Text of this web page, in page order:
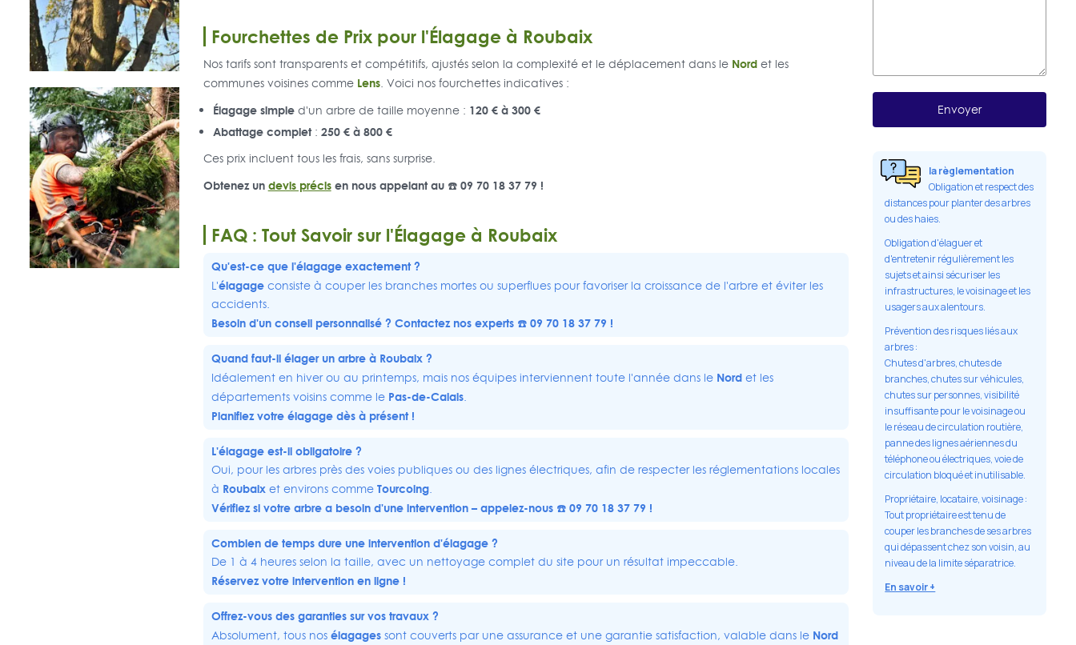
Fourchettes de Prix pour l'Élagage à Roubaix
Nos tarifs sont transparents et compétitifs, ajustés selon la complexité et le déplacement dans le Nordet les
communes voisines comme Lens. Voici nos fourchettes indicatives :
Élagage simpled'un arbre de taille moyenne : 120 € à 300 €
Abattage complet: 250 € à 800 €
Ces prix incluent tous les frais, sans surprise.
Obtenez undevis précisen nous appelant au ☎️ 09 70 18 37 79 !
FAQ : Tout Savoir sur l'Élagage à Roubaix
Qu'est-ce que l'élagage exactement ?
L'élagageconsiste à couper les branches mortes ou superflues pour favoriser la croissance de l'arbre et éviter les
accidents.
Besoin d'un conseil personnalisé ? Contactez nos experts ☎️ 09 70 18 37 79 !
Quand faut-il élager un arbre à Roubaix ?
Idéalement en hiver ou au printemps, mais nos équipes interviennent toute l'année dans le Nordet les
départements voisins comme le Pas-de-Calais.
Planifiez votre élagage dès à présent !
L'élagage est-il obligatoire ?
Oui, pour les arbres près des voies publiques ou des lignes électriques, afin de respecter les réglementations locales
à Roubaixet environs comme Tourcoing.
Vérifiez si votre arbre a besoin d'une intervention – appelez-nous ☎️ 09 70 18 37 79 !
Combien de temps dure une intervention d'élagage ?
De 1 à 4 heures selon la taille, avec un nettoyage complet du site pour un résultat impeccable.
Réservez votre intervention en ligne !
Offrez-vous des garanties sur vos travaux ?
Absolument, tous nos élagagessont couverts par une assurance et une garantie satisfaction, valable dans le Nord
la règlementation
Obligation et respect des
distances pour planter des arbres
ou des haies.
Obligation d'élaguer et
d'entretenir régulièrement les
sujets et ainsi sécuriser les
infrastructures, le voisinage et les
usagers aux alentours.
Prévention des risques liés aux
arbres :
Chutes d'arbres, chutes de
branches, chutes sur véhicules,
chutes sur personnes, visibilité
insuffisante pour le voisinage ou
le réseau de circulation routière,
panne des lignes aériennes du
téléphone ou électriques, voie de
circulation bloqué et inutilisable.
Propriétaire, locataire, voisinage :
Tout propriétaire est tenu de
couper les branches de ses arbres
qui dépassent chez son voisin, au
niveau de la limite séparatrice.
En savoir +